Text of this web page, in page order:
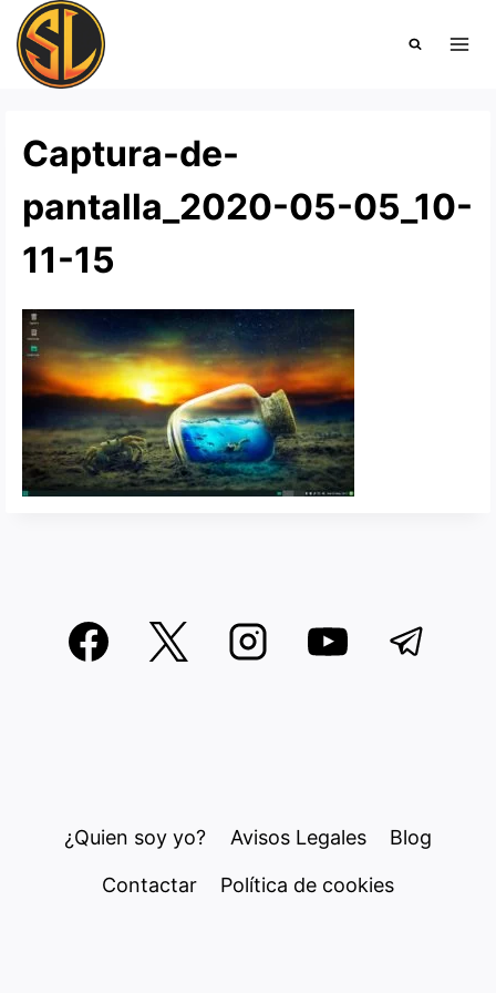
Saltar
contenido
Captura-de-
pantalla_2020-05-05_10-
11-15
¿Quien soy yo? Avisos Legales Blog
Contactar Política de cookies